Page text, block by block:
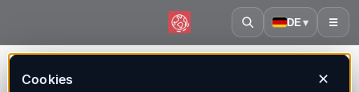
DE ▾ ☰
Cookies ✕